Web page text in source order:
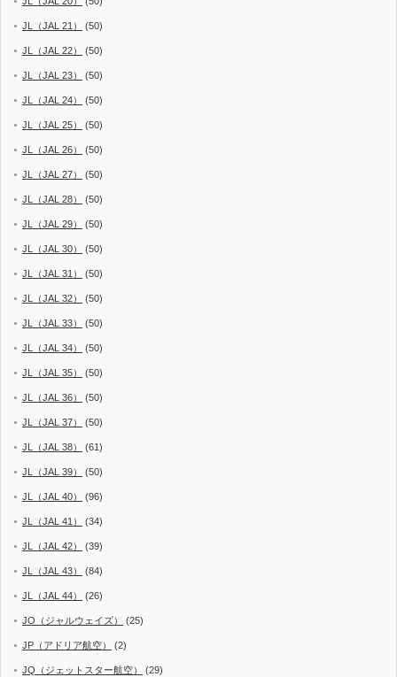
JL（JAL 21） (50)
JL（JAL 22） (50)
JL（JAL 23） (50)
JL（JAL 24） (50)
JL（JAL 25） (50)
JL（JAL 26） (50)
JL（JAL 27） (50)
JL（JAL 28） (50)
JL（JAL 29） (50)
JL（JAL 30） (50)
JL（JAL 31） (50)
JL（JAL 32） (50)
JL（JAL 33） (50)
JL（JAL 34） (50)
JL（JAL 35） (50)
JL（JAL 36） (50)
JL（JAL 37） (50)
JL（JAL 38） (61)
JL（JAL 39） (50)
JL（JAL 40） (96)
JL（JAL 41） (34)
JL（JAL 42） (39)
JL（JAL 43） (84)
JL（JAL 44） (26)
JO（ジャルウェイズ） (25)
JP（アドリア航空） (2)
JQ（ジェットスター航空） (29)